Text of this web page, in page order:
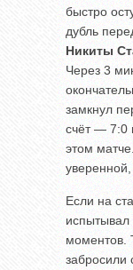
быстро
дубль
Никиты
Через 3
замкнул
счёт — 7:0
этом
Если на
испытывал
моментов.
забросили